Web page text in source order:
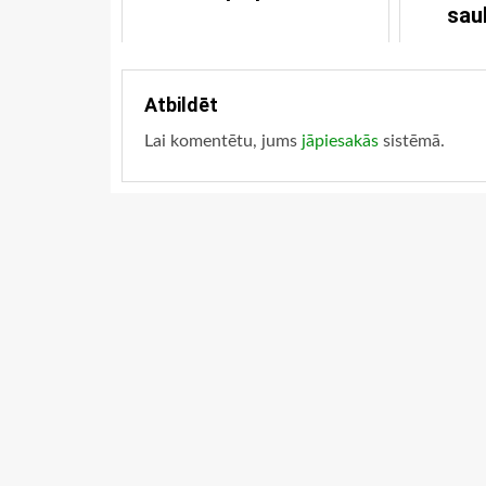
Atbildēt
Lai komentētu, jums jāpiesakās sistēmā.